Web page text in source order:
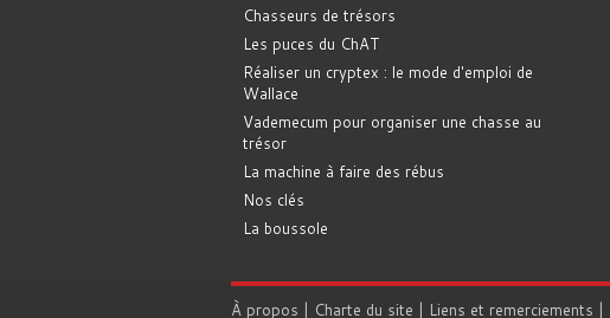
Chasseurs de trésors
Les puces du ChAT
Réaliser un cryptex : le mode d'emploi de
Wallace
Vademecum pour organiser une chasse au
trésor
La machine à faire des rébus
Nos clés
La boussole
À propos | Charte du site | Liens et remerciements |